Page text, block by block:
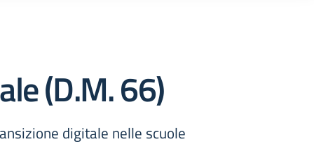
(D.M. 66)
digitale nelle scuole